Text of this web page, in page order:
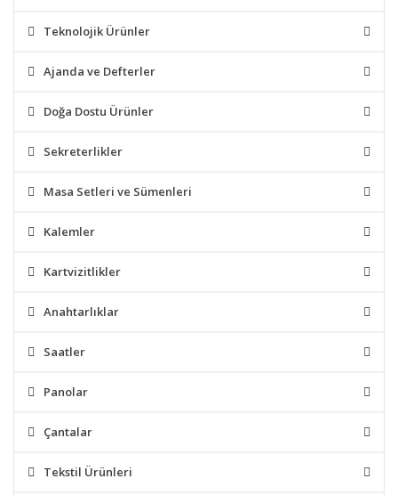
Teknolojik Ürünler
Ajanda ve Defterler
Doğa Dostu Ürünler
Sekreterlikler
Masa Setleri ve Sümenleri
Kalemler
Kartvizitlikler
Anahtarlıklar
Saatler
Panolar
Çantalar
Tekstil Ürünleri